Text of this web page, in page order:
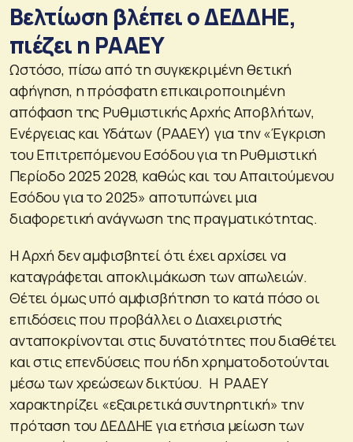
Βελτίωση βλέπει ο ΔΕΔΔΗΕ,
πιέζει η ΡΑΑΕΥ
Ωστόσο, πίσω από τη συγκεκριμένη θετική
αφήγηση, η πρόσφατη επικαιροποιημένη
απόφαση της Ρυθμιστικής Αρχής Αποβλήτων,
Ενέργειας και Υδάτων (ΡΑΑΕΥ) για την «Έγκριση
του Επιτρεπόμενου Εσόδου για τη Ρυθμιστική
Περίοδο 2025 2028, καθώς και του Απαιτούμενου
Εσόδου για το 2025» αποτυπώνει μια
διαφορετική ανάγνωση της πραγματικότητας.
Η Αρχή δεν αμφισβητεί ότι έχει αρχίσει να
καταγράφεται αποκλιμάκωση των απωλειών.
Θέτει όμως υπό αμφισβήτηση το κατά πόσο οι
επιδόσεις που προβάλλει ο Διαχειριστής
ανταποκρίνονται στις δυνατότητες που διαθέτει
και στις επενδύσεις που ήδη χρηματοδοτούνται
μέσω των χρεώσεων δικτύου. Η ΡΑΑΕΥ
χαρακτηρίζει «εξαιρετικά συντηρητική» την
πρόταση του ΔΕΔΔΗΕ για ετήσια μείωση των